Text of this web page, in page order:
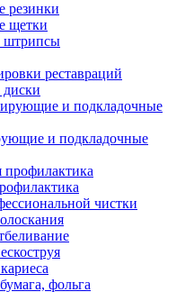
резинки
щетки
штрипсы
реставраций
и подкладочные
чистки